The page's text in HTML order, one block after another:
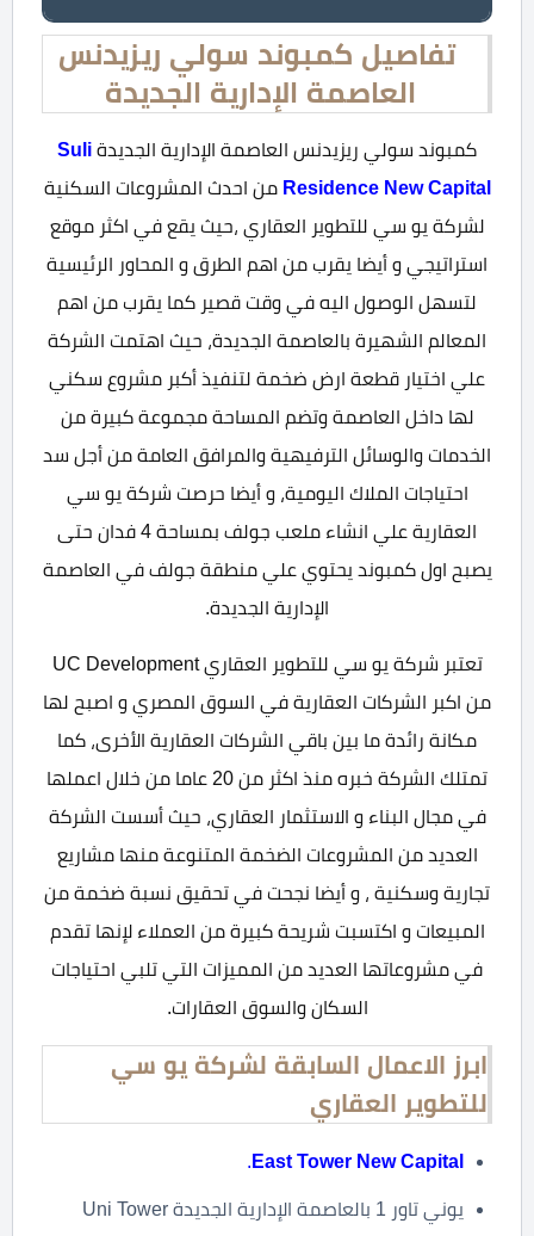
تفاصيل كمبوند سولي ريزيدنس
العاصمة الإدارية الجديدة
كمبوند سولي ريزيدنس العاصمة الإدارية الجديدة Suli
Residence New Capital من احدث المشروعات السكنية
لشركة يو سي للتطوير العقاري ،حيث يقع في اكثر موقع
استراتيجي و أيضا يقرب من اهم الطرق و المحاور الرئيسية
لتسهل الوصول اليه في وقت قصير كما يقرب من اهم
المعالم الشهيرة بالعاصمة الجديدة، حيث اهتمت الشركة
علي اختيار قطعة ارض ضخمة لتنفيذ أكبر مشروع سكني
لها داخل العاصمة وتضم المساحة مجموعة كبيرة من
الخدمات والوسائل الترفيهية والمرافق العامة من أجل سد
احتياجات الملاك اليومية، و أيضا حرصت شركة يو سي
العقارية علي انشاء ملعب جولف بمساحة 4 فدان حتى
يصبح اول كمبوند يحتوي علي منطقة جولف في العاصمة
الإدارية الجديدة.
تعتبر شركة يو سي للتطوير العقاري UC Development
من اكبر الشركات العقارية في السوق المصري و اصبح لها
مكانة رائدة ما بين باقي الشركات العقارية الأخرى، كما
تمتلك الشركة خبره منذ اكثر من 20 عاما من خلال اعملها
في مجال البناء و الاستثمار العقاري، حيث أسست الشركة
العديد من المشروعات الضخمة المتنوعة منها مشاريع
تجارية وسكنية ، و أيضا نجحت في تحقيق نسبة ضخمة من
المبيعات و اكتسبت شريحة كبيرة من العملاء لإنها تقدم
في مشروعاتها العديد من المميزات التي تلبي احتياجات
السكان والسوق العقارات.
ابرز الاعمال السابقة لشركة يو سي
للتطوير العقاري
East Tower New Capital
.
يوني تاور 1 بالعاصمة الإدارية الجديدة Uni Tower